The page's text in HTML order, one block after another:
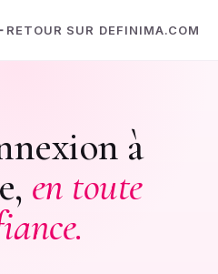
RETOUR SUR DEFINIMA.COM
à
en toute